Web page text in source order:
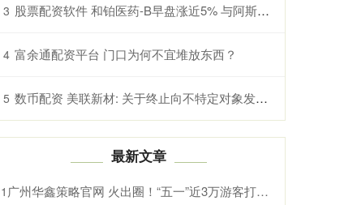
3 股票配资软件 和铂医药-B早盘涨近5% 与阿斯利康进一步拓展合作范围
4 富余通配资平台 门口为何不宜堆放东西？
5 数币配资 美联新材: 关于终止向不特定对象发行可转换公司债券的公告
最新文章
1 广州华鑫策略官网 火出圈！“五一”近3万游客打卡黄陂木兰草原，沉浸式嗨玩那达慕盛会